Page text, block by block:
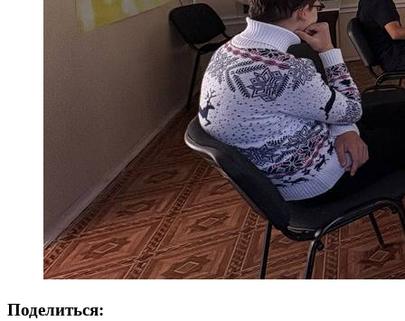
Поделиться: